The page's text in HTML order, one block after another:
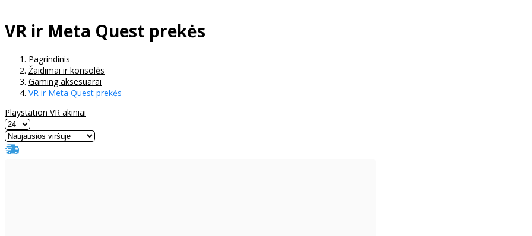
VR ir Meta Quest prekės
Pagrindinis
Žaidimai ir konsolės
Gaming aksesuarai
VR ir Meta Quest prekės
Playstation VR akiniai